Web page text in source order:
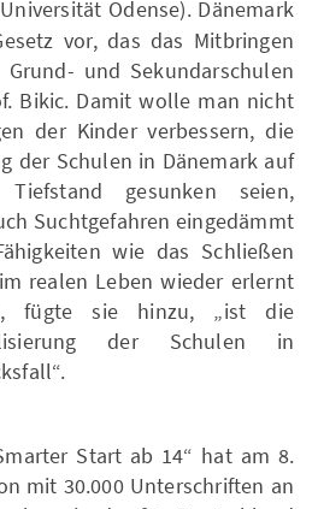
Odense). Dänemark
vor, das das Mitbringen
und Sekundarschulen
Bikic. Damit wolle man nicht
der Kinder verbessern, die
der Schulen in Dänemark auf
gesunken seien,
Suchtgefahren eingedämmt
wie das Schließen
realen Leben wieder erlernt
fügte sie hinzu, „ist die
der Schulen in
Start ab 14“ hat am 8.
mit 30.000 Unterschriften an